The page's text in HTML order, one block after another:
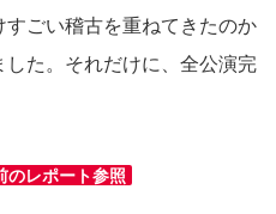
ごい稽古を重ねてきたのか
た。それだけに、全公演完
のレポート参照